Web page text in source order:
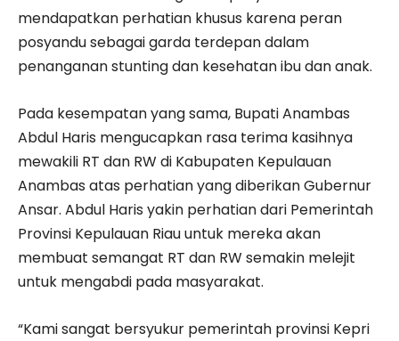
mendapatkan perhatian khusus karena peran
posyandu sebagai garda terdepan dalam
penanganan stunting dan kesehatan ibu dan anak.
Pada kesempatan yang sama, Bupati Anambas
Abdul Haris mengucapkan rasa terima kasihnya
mewakili RT dan RW di Kabupaten Kepulauan
Anambas atas perhatian yang diberikan Gubernur
Ansar. Abdul Haris yakin perhatian dari Pemerintah
Provinsi Kepulauan Riau untuk mereka akan
membuat semangat RT dan RW semakin melejit
untuk mengabdi pada masyarakat.
“Kami sangat bersyukur pemerintah provinsi Kepri